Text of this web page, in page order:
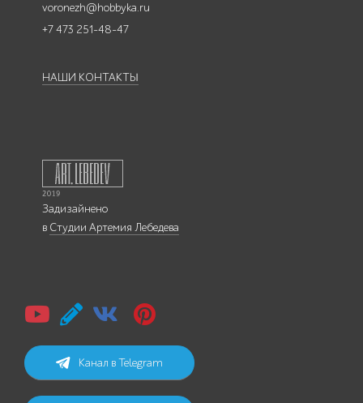
voronezh@hobbyka.ru
+7 473 251-48-47
НАШИ КОНТАКТЫ
Задизайнено
в Студии Артемия Лебедева
Канал в Telegram